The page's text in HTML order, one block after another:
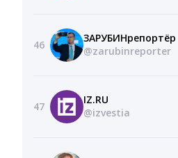
46
ЗАРУБИНрепортёр
@zarubinreporter
47
IZ.RU
@izvestia